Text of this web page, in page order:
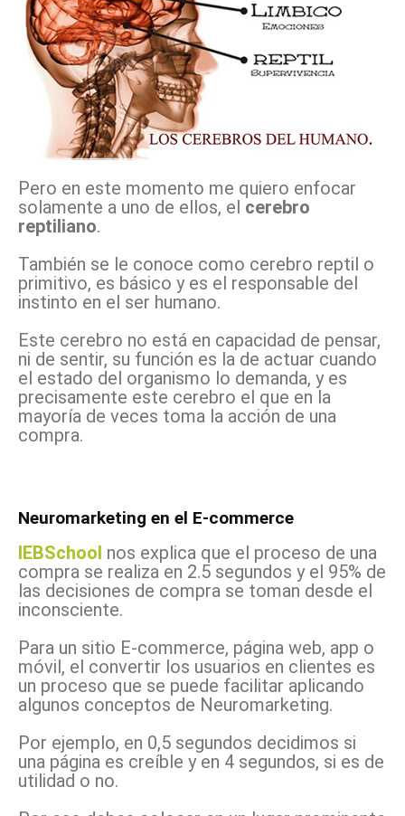
Pero en este momento me quiero enfocar
solamente a uno de ellos, el cerebro
reptiliano.
También se le conoce como cerebro reptil o
primitivo, es básico y es el responsable del
instinto en el ser humano.
Este cerebro no está en capacidad de pensar,
ni de sentir, su función es la de actuar cuando
el estado del organismo lo demanda, y es
precisamente este cerebro el que en la
mayoría de veces toma la acción de una
compra.
Neuromarketing en el E-commerce
IEBSchool nos explica que el proceso de una
compra se realiza en 2.5 segundos y el 95% de
las decisiones de compra se toman desde el
inconsciente.
Para un sitio E-commerce, página web, app o
móvil, el convertir los usuarios en clientes es
un proceso que se puede facilitar aplicando
algunos conceptos de Neuromarketing.
Por ejemplo, en 0,5 segundos decidimos si
una página es creíble y en 4 segundos, si es de
utilidad o no.